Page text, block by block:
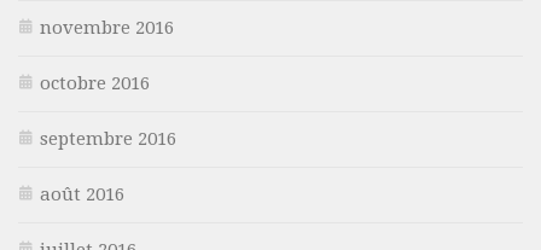
novembre 2016
octobre 2016
septembre 2016
août 2016